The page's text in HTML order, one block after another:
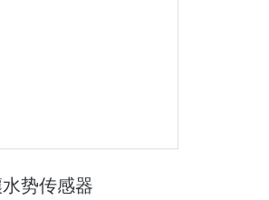
势传感器